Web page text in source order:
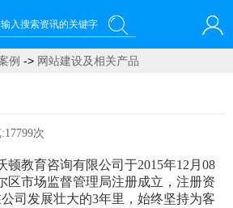
呼伦贝尔蓝域信息科技有限公司
例 -> 网站建设及相关产品
次
顿教育咨询有限公司 于2015年12月08
区市场监督管理局注册成立，注册资
司发展壮大的3年里，始终坚持为客